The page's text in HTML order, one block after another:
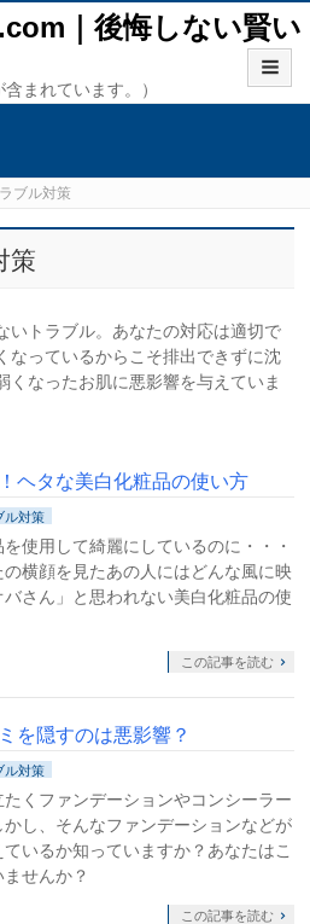
｜後悔しない賢い
まれています。）
ブル対策
策
いトラブル。あなたの対応は適切で
なっているからこそ排出できずに沈
くなったお肌に悪影響を与えていま
ヘタな美白化粧品の使い方
ル対策
使用して綺麗にしているのに・・・
横顔を見たあの人にはどんな風に映
さん」と思われない美白化粧品の使
この記事を読む
を隠すのは悪影響？
ル対策
くファンデーションやコンシーラー
し、そんなファンデーションなどが
いるか知っていますか？あなたはこ
せんか？
この記事を読む